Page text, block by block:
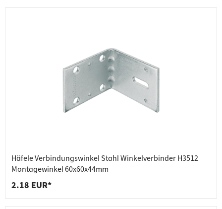
Häfele Verbindungswinkel Stahl Winkelverbinder H3512
Montagewinkel 60x60x44mm
2.18 EUR*